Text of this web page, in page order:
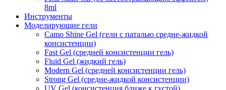
8ml
Инструменты
Моделирующие гели
Camo Shine Gel (гели с паталью средне-жидкой
консистенции)
Fast Gel (средней консистенции гель)
Fluid Gel (жидкий гель)
Modern Gel (средней консистенции гель)
Strong Gel (средне-жидкой консистенции)
UV Gel (консистенция ближе к густой)